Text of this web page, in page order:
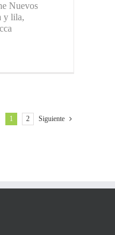
Nuevos
y lila,
1 2 Siguiente